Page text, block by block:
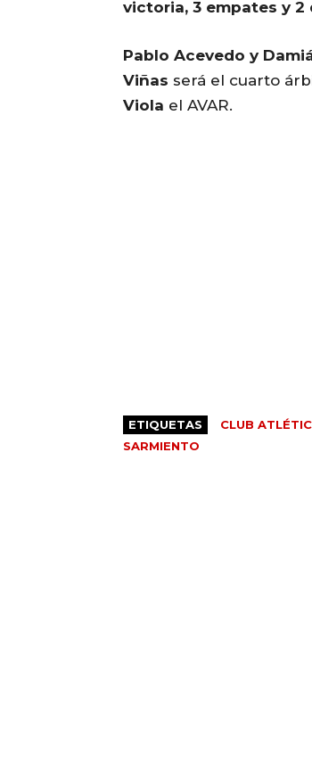
victoria, 3 empates y 2
Pablo Acevedo y
Viñas será el cuarto
Viola el AVAR.
ETIQUETAS CLUB
SARMIENTO